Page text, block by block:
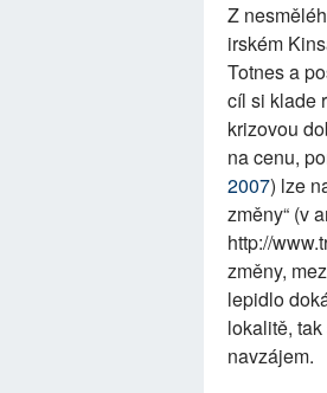
Z
irském
Totnes a
cíl si klade
krizovou
na cenu,
2007) lze
změny“ (v
http://
změny,
lepidlo
lokalitě,
navzájem.